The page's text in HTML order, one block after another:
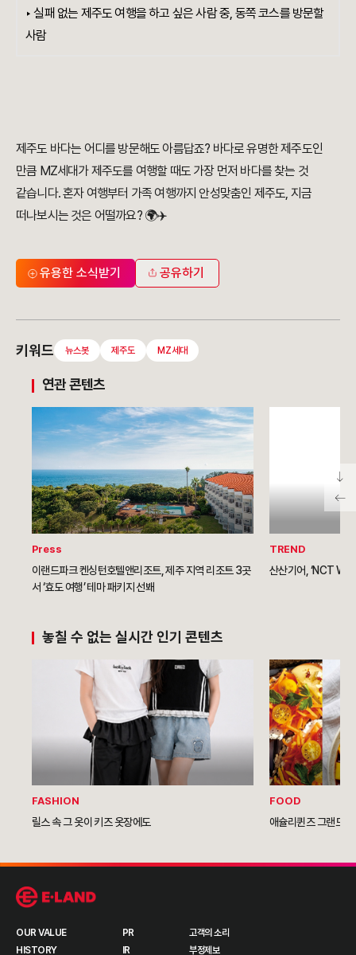
‣ 실패 없는 제주도 여행을 하고 싶은 사람 중, 동쪽 코스를 방문할
사람
제주도 바다는 어디를 방문해도 아름답죠? 바다로 유명한 제주도인
만큼 MZ세대가 제주도를 여행할 때도 가장 먼저 바다를 찾는 것
같습니다. 혼자 여행부터 가족 여행까지 안성맞춤인 제주도, 지금
떠나보시는 것은 어떨까요? 🌍✈️
유용한 소식받기 공유하기
키워드 뉴스봇 제주도 MZ세대
연관 콘텐츠
Press
이랜드파크 켄싱턴호텔앤리조트, 제주 지역 리조트 3곳
서 ‘효도 여행’ 테마 패키지 선봬
TREND
산산기어, ‘NCT
놓칠 수 없는 실시간 인기 콘텐츠
FASHION
릴스 속 그 옷이 키즈 옷장에도
FOOD
애슐리퀸즈 그랜드
OUR VALUE
HISTORY
PR
IR
고객의 소리
부정제보